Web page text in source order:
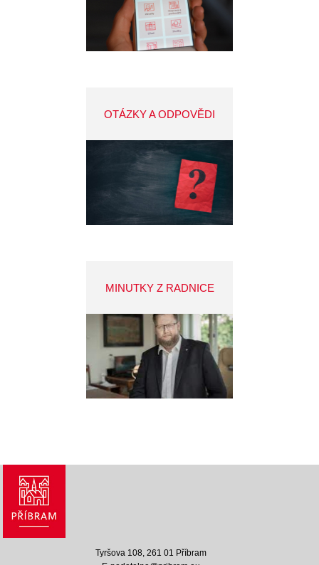
OTÁZKY A ODPOVĚDI
MINUTKY Z RADNICE
Tyršova 108, 261 01 Příbram